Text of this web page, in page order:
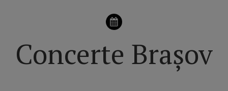
Concerte Brașov